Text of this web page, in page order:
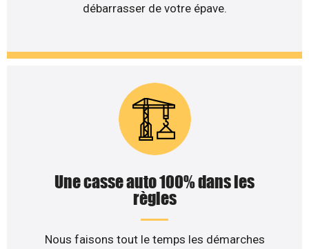
débarrasser de votre épave.
Une casse auto 100% dans les
règles
Nous faisons tout le temps les démarches